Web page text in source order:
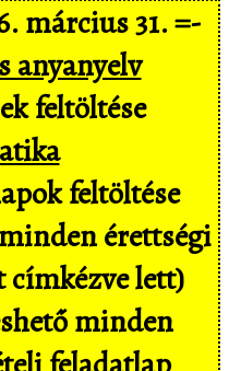
március 31. =-
anyanyelv
feltöltése
feltöltése
érettségi
címkézve lett)
minden